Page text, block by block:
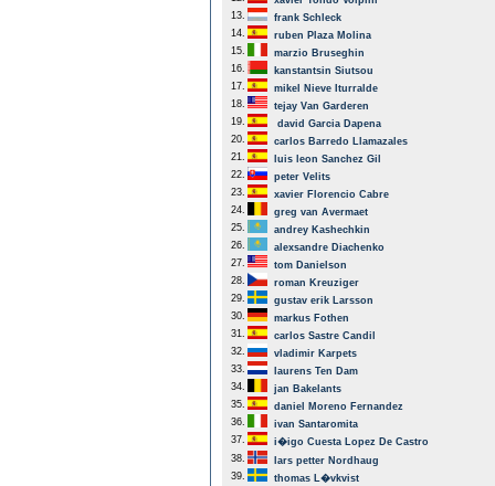
13.
frank Schleck
14.
ruben Plaza Molina
15.
marzio Bruseghin
16.
kanstantsin Siutsou
17.
mikel Nieve Iturralde
18.
tejay Van Garderen
19.
david Garcia Dapena
20.
carlos Barredo Llamazales
21.
luis leon Sanchez Gil
22.
peter Velits
23.
xavier Florencio Cabre
24.
greg van Avermaet
25.
andrey Kashechkin
26.
alexsandre Diachenko
27.
tom Danielson
28.
roman Kreuziger
29.
gustav erik Larsson
30.
markus Fothen
31.
carlos Sastre Candil
32.
vladimir Karpets
33.
laurens Ten Dam
34.
jan Bakelants
35.
daniel Moreno Fernandez
36.
ivan Santaromita
37.
i�igo Cuesta Lopez De Castro
38.
lars petter Nordhaug
39.
thomas L�vkvist